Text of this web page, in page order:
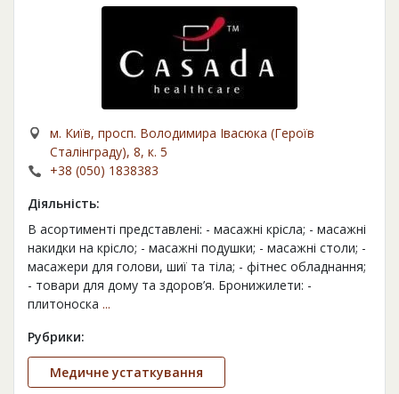
м. Київ, просп. Володимира Івасюка (Героїв
Сталінграду), 8, к. 5
+38 (050) 1838383
Діяльність:
В асортименті представлені: - масажні крісла; - масажні
накидки на крісло; - масажні подушки; - масажні столи; -
масажери для голови, шиї та тіла; - фітнес обладнання;
- товари для дому та здоров’я. Бронижилети: -
плитоноска ...
Рубрики:
Медичне устаткування